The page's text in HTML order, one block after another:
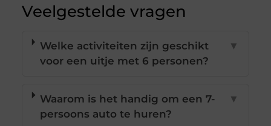
Veelgestelde vragen
Welke activiteiten zijn geschikt
voor een uitje met 6 personen?
▼
Waarom is het handig om een 7-
persoons auto te huren?
▼